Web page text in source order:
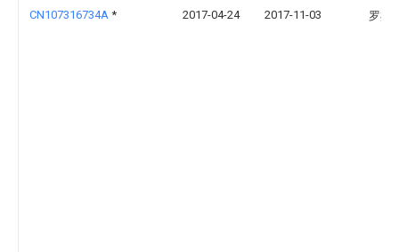
CN107316734A * 2017-04-24 2017-11-03 罗杰